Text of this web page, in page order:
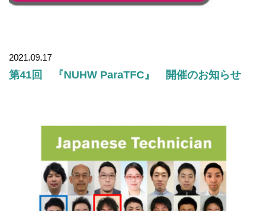
2021.09.17
第41回 『NUHW ParaTFC』 開催のお知らせ